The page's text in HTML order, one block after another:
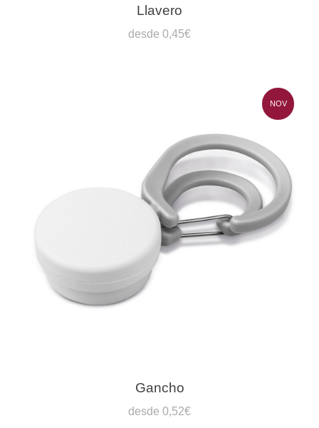
Llavero
desde 0,45€
NOV
Gancho
desde 0,52€